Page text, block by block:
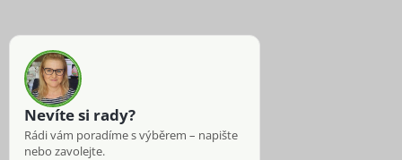
Nevíte si rady?
Rádi vám poradíme s výběrem – napište
nebo zavolejte.